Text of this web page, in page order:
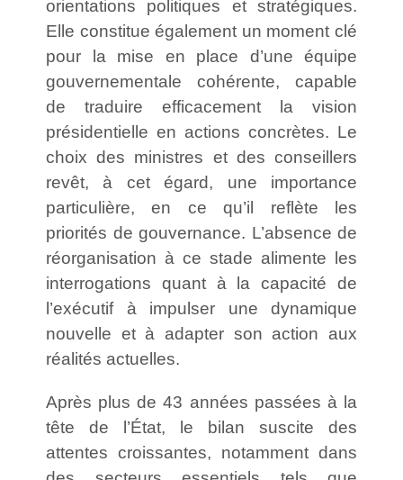
orientations politiques et stratégiques.
Elle constitue également un moment clé
pour la mise en place d’une équipe
gouvernementale cohérente, capable
de traduire efficacement la vision
présidentielle en actions concrètes. Le
choix des ministres et des conseillers
revêt, à cet égard, une importance
particulière, en ce qu’il reflète les
priorités de gouvernance. L’absence de
réorganisation à ce stade alimente les
interrogations quant à la capacité de
l’exécutif à impulser une dynamique
nouvelle et à adapter son action aux
réalités actuelles.
Après plus de 43 années passées à la
tête de l’État, le bilan suscite des
attentes croissantes, notamment dans